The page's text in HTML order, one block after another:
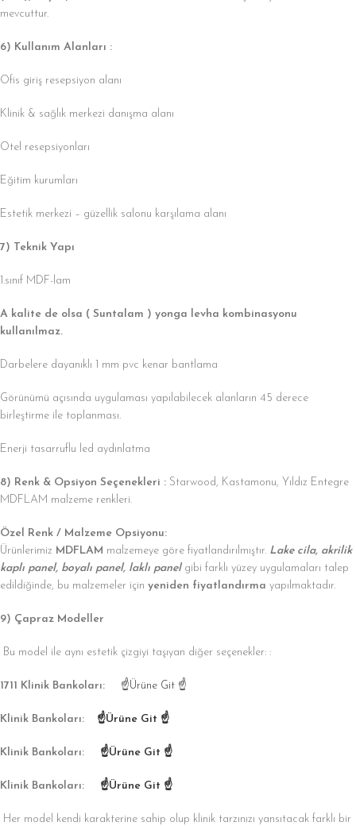
mevcuttur.
6) Kullanım Alanları :
Ofis giriş resepsiyon alanı
Klinik & sağlık merkezi danışma alanı
Otel resepsiyonları
Eğitim kurumları
Estetik merkezi – güzellik salonu karşılama alanı
7) Teknik Yapı
1.sınıf MDF-lam
A kalite de olsa ( Suntalam ) yonga levha kombinasyonu
kullanılmaz.
Darbelere dayanıklı 1 mm pvc kenar bantlama
Görünümü açısında uygulaması yapılabilecek alanların 45 derece
birleştirme ile toplanması.
Enerji tasarruflu led aydınlatma
8) Renk & Opsiyon Seçenekleri : Starwood, Kastamonu, Yıldız Entegre
MDFLAM malzeme renkleri.
Özel Renk / Malzeme Opsiyonu:
Ürünlerimiz MDFLAM malzemeye göre fiyatlandırılmıştır. Lake cila, akrilik
kaplı panel, boyalı panel, laklı panel gibi farklı yüzey uygulamaları talep
edildiğinde, bu malzemeler için yeniden fiyatlandırma yapılmaktadır.
9) Çapraz Modeller
Bu model ile aynı estetik çizgiyi taşıyan diğer seçenekler: :
1711 Klinik Bankoları: ☝Ürüne Git ☝
Klinik Bankoları: ☝Ürüne Git ☝
Klinik Bankoları: ☝Ürüne Git ☝
Klinik Bankoları: ☝Ürüne Git ☝
Her model kendi karakterine sahip olup klinik tarzınızı yansıtacak farklı bir